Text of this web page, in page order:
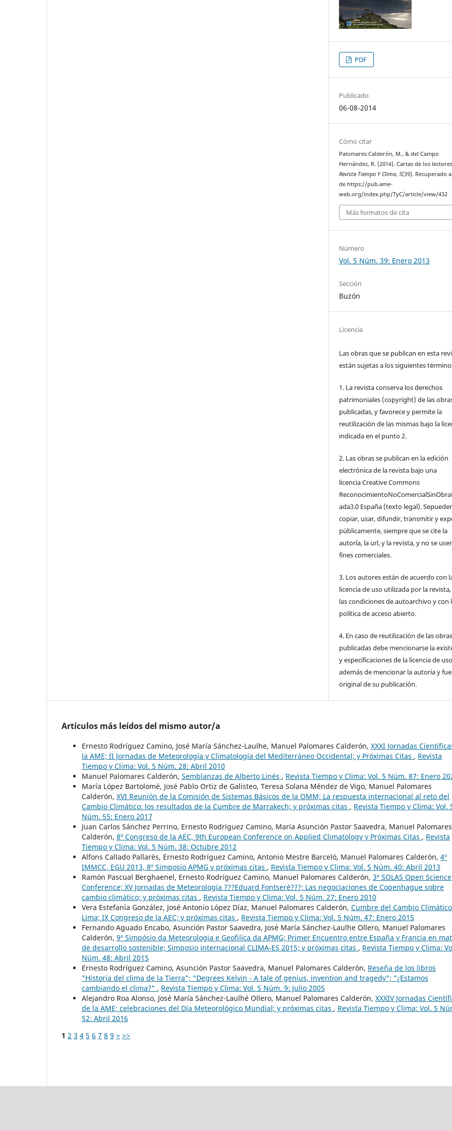
PDF
Publicado
06-08-2014
Cómo citar
Palomares Calderón, M., & del Campo
Hernández, R. (2014). Cartas de los
Revista Tiempo Y Clima,5(39). Recuperado
de https://pub.ame-
web.org/index.php/TyC/article/view/432
Más formatos de cita
Número
Vol. 5 Núm. 39: Enero 2013
Sección
Buzón
Licencia
Las obras que se publican en esta
están sujetas a los siguientes
1. La revista conserva los derechos
patrimoniales (copyright) de las
publicadas, y favorece y permite la
reutilización de las mismas bajo la
indicada en el punto 2.
2. Las obras se publican en la edición
electrónica de la revista bajo una
licencia Creative Commons
ada3.0 España (texto legal).
copiar, usar, difundir, transmitir y
públicamente, siempre que se cite la
autoría, la url, y la revista, y no se
fines comerciales.
3. Los autores están de acuerdo con
licencia de uso utilizada por la
las condiciones de autoarchivo y con
política de acceso abierto.
4. En caso de reutilización de las obras
publicadas debe mencionarse la
y especificaciones de la licencia de uso
además de mencionar la autoría y
original de su publicación.
Artículos más leídos del mismo autor/a
Ernesto Rodríguez Camino, José María Sánchez-Laulhe, Manuel Palomares Calderón, XXXI Jornadas
la AME; II Jornadas de Meteorología y Climatología del Mediterráneo Occidental; y Próximas Citas , Revista
Tiempo y Clima: Vol. 5 Núm. 28: Abril 2010
Manuel Palomares Calderón, Semblanzas de Alberto Linés , Revista Tiempo y Clima: Vol. 5 Núm. 87: Enero
María López Bartolomé, José Pablo Ortiz de Galisteo, Teresa Solana Méndez de Vigo, Manuel Palomares
Calderón, XVI Reunión de la Comisión de Sistemas Básicos de la OMM; La respuesta internacional al reto del
Cambio Climático: los resultados de la Cumbre de Marrakech; y próximas citas , Revista Tiempo y Clima: Vol.
Núm. 55: Enero 2017
Juan Carlos Sánchez Perrino, Ernesto Rodríguez Camino, María Asunción Pastor Saavedra, Manuel Palomares
Calderón, 8º Congreso de la AEC, 9th European Conference on Applied Climatology y Próximas Citas , Revista
Tiempo y Clima: Vol. 5 Núm. 38: Octubre 2012
Alfons Callado Pallarès, Ernesto Rodríguez Camino, Antonio Mestre Barceló, Manuel Palomares Calderón, 4º
IMMCC, EGU 2013, 8º Simposio APMG y próximas citas , Revista Tiempo y Clima: Vol. 5 Núm. 40: Abril 2013
Ramón Pascual Berghaenel, Ernesto Rodríguez Camino, Manuel Palomares Calderón, 3ª SOLAS Open Science
Conference; XV Jornadas de Meteorología ???Eduard Fontserè???; Las negociaciones de Copenhague sobre
cambio climático; y próximas citas , Revista Tiempo y Clima: Vol. 5 Núm. 27: Enero 2010
Vera Estefanía González, José Antonio López Díaz, Manuel Palomares Calderón, Cumbre del Cambio
Lima; IX Congreso de la AEC; y próximas citas , Revista Tiempo y Clima: Vol. 5 Núm. 47: Enero 2015
Fernando Aguado Encabo, Asunción Pastor Saavedra, José María Sánchez-Laulhe Ollero, Manuel Palomares
Calderón, 9º Simpósio da Meteorologia e Geofiíica da APMG; Primer Encuentro entre España y Francia en
de desarrollo sostenible; Simposio internacional CLIMA-ES 2015; y próximas citas , Revista Tiempo y Clima:
Núm. 48: Abril 2015
Ernesto Rodríguez Camino, Asunción Pastor Saavedra, Manuel Palomares Calderón, Reseña de los libros
"Historia del clima de la Tierra"; "Degrees Kelvin - A tale of genius, invention and tragedy"; "¿Estamos
cambiando el clima?" , Revista Tiempo y Clima: Vol. 5 Núm. 9: Julio 2005
Alejandro Roa Alonso, José María Sánchez-Laulhé Ollero, Manuel Palomares Calderón, XXXIV Jornadas
de la AME; celebraciones del Día Meteorológico Mundial; y próximas citas , Revista Tiempo y Clima: Vol. 5
52: Abril 2016
1 2 3 4 5 6 7 8 9 > >>